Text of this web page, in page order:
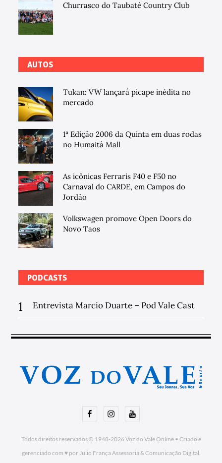
Churrasco do Taubaté Country Club
AUTOS
Tukan: VW lançará picape inédita no
mercado
1ª Edição 2006 da Quinta em duas rodas
no Humaitá Mall
As icônicas Ferraris F40 e F50 no
Carnaval do CARDE, em Campos do
Jordão
Volkswagen promove Open Doors do
Novo Taos
PODCASTS
1 Entrevista Marcio Duarte – Pod Vale Cast
FacebookInstagramYoutube
Todos direitos reservados © 1948-2026Voz do Vale Online• Criado e
gerenciado com ♥ por Julio França Assessoria& Comunicação Digital.